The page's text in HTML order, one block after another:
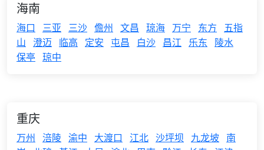
海南
海口 三亚 三沙 儋州 文昌 琼海 万宁 东方
五指
山
澄迈 临高 定安 屯昌 白沙 昌江 乐东
陵水
保亭 琼中
重庆
万州 涪陵 渝中 大渡口 江北 沙坪坝 九龙坡 南